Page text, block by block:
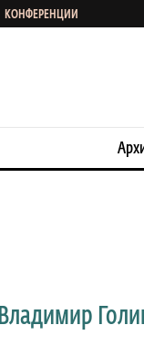
КОНФЕРЕНЦИИ
Владимир